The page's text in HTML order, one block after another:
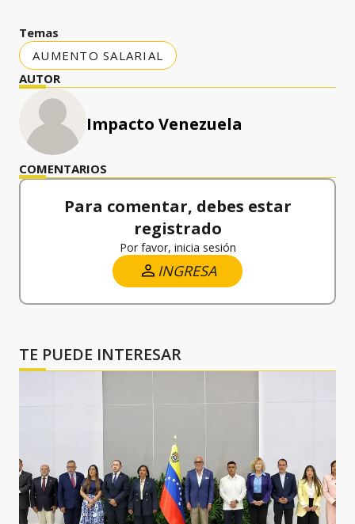
Temas
AUMENTO SALARIAL
AUTOR
Impacto Venezuela
COMENTARIOS
Para comentar, debes estar
registrado
Por favor, inicia sesión
INGRESA
TE PUEDE INTERESAR